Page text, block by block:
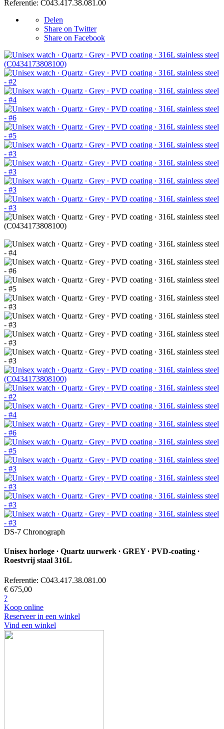
Referentie: C043.417.38.081.00
Delen
Share on Twitter
Share on Facebook
DS-7 Chronograph
Unisex horloge ∙ Quartz uurwerk ∙ GREY ∙ PVD-coating ∙
Roestvrij staal 316L
Referentie: C043.417.38.081.00
€ 675,00
?
Koop online
Reserveer in een winkel
Vind een winkel